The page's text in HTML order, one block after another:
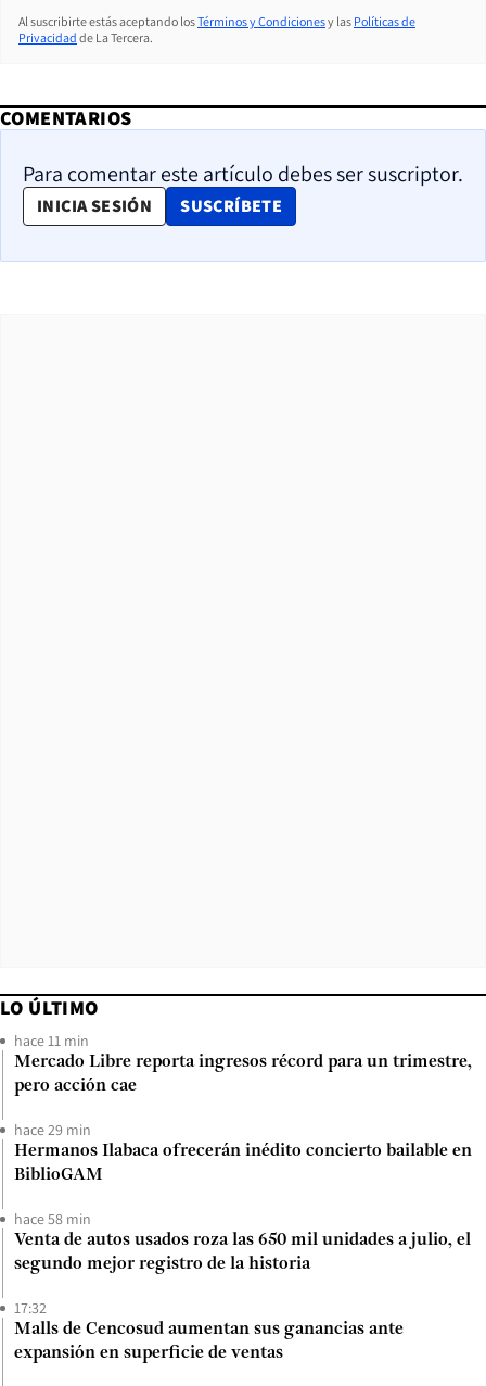
Al suscribirte estás aceptando losTérminos y Condicionesy las Políticas de
Privacidad de La Tercera.
COMENTARIOS
Para comentar este artículo debes ser suscriptor.
INICIA SESIÓN SUSCRÍBETE
OPENS IN NEW WINDOW
LO ÚLTIMO
hace 11 min
Mercado Libre reporta ingresos récord para un trimestre,
pero acción cae
hace 29 min
Hermanos Ilabaca ofrecerán inédito concierto bailable en
BiblioGAM
hace 58 min
Venta de autos usados roza las 650 mil unidades a julio, el
segundo mejor registro de la historia
17:32
Malls de Cencosud aumentan sus ganancias ante
expansión en superficie de ventas